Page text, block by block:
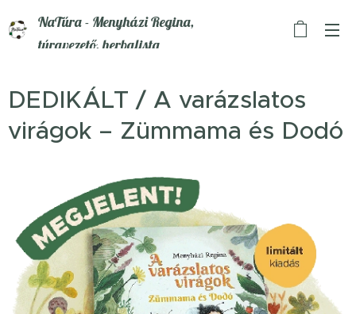
NaTúra - Menyházi Regina,
túravezető, herbalista
DEDIKÁLT / A varázslatos
virágok – Zümmama és Dodó